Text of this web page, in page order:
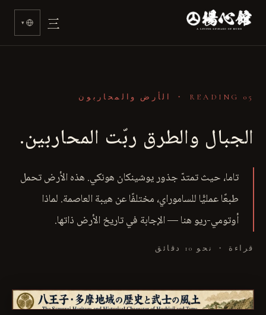
三
▾
READING 05 ・ الأرض والمحاربون
الجبال والطرق ربّت المحاربين.
تاما، حيث تمتدّ جذور يوشينكان هونكي. هذه الأرض تحمل
طبعًا عمليًّا للساموراي، مختلفًا عن هيبة العاصمة. لماذا
أوتومي-ريو هنا — الإجابة في تاريخ الأرض ذاتها.
قراءة ・ نحو 10 دقائق